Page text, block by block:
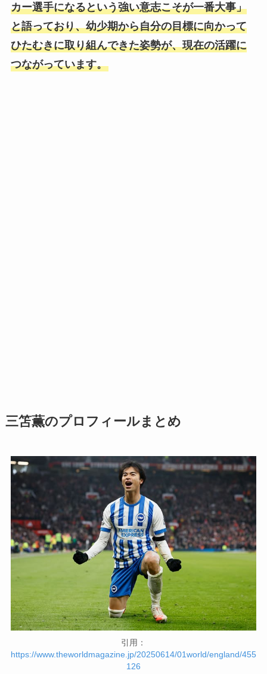
カー選手になるという強い意志こそが一番大事」
と語っており、幼少期から自分の目標に向かって
ひたむきに取り組んできた姿勢が、現在の活躍に
つながっています。
三笘薫のプロフィールまとめ
引用：
https://www.theworldmagazine.jp/20250614/01world/england/455
126